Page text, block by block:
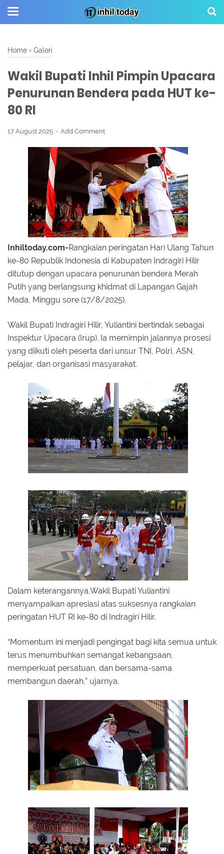
Home › Galeri
Wakil Bupati Inhil Pimpin Upacara
Penurunan Bendera pada HUT ke-
80 RI
17 August 2025 Add Comment
Inhiltoday.com-Rangkaian peringatan Hari Ulang Tahun
ke-80 Republik Indonesia di Kabupaten Indragiri Hilir
ditutup dengan upacara penurunan bendera Merah
Putih yang berlangsung khidmat di Lapangan Gajah
Mada, Minggu sore (17/8/2025).
Wakil Bupati Indragiri Hilir, Yuliantini bertindak sebagai
Inspektur Upacara (Irup). Ia memimpin jalannya prosesi
yang diikuti oleh peserta dari unsur TNI, Polri, ASN,
pelajar, dan organisasi masyarakat.
Dalam keterangannya,Wakil Bupati Yuliantini
menyampaikan apresiasi atas suksesnya rangkaian
peringatan HUT RI ke-80 di Indragiri Hilir.
“Momentum ini menjadi pengingat bagi kita semua untuk
terus menumbuhkan semangat kebangsaan,
memperkuat persatuan, dan bersama-sama
membangun daerah,” ujarnya.